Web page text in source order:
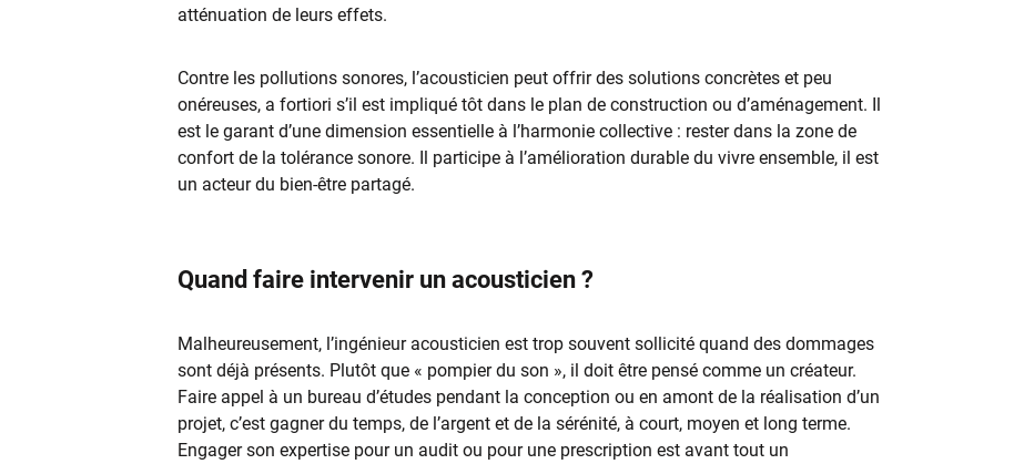
atténuation de leurs effets.
Contre les pollutions sonores, l’acousticien peut offrir des solutions concrètes et peu
onéreuses, a fortiori s’il est impliqué tôt dans le plan de construction ou d’aménagement. Il
est le garant d’une dimension essentielle à l’harmonie collective : rester dans la zone de
confort de la tolérance sonore. Il participe à l’amélioration durable du vivre ensemble, il est
un acteur du bien-être partagé.
Quand faire intervenir un acousticien ?
Malheureusement, l’ingénieur acousticien est trop souvent sollicité quand des dommages
sont déjà présents. Plutôt que « pompier du son », il doit être pensé comme un créateur.
Faire appel à un bureau d’études pendant la conception ou en amont de la réalisation d’un
projet, c’est gagner du temps, de l’argent et de la sérénité, à court, moyen et long terme.
Engager son expertise pour un audit ou pour une prescription est avant tout un